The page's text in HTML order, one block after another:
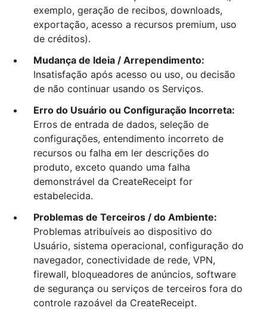
exemplo, geração de recibos, downloads,
exportação, acesso a recursos premium, uso
de créditos).
Mudança de Ideia / Arrependimento:
Insatisfação após acesso ou uso, ou decisão
de não continuar usando os Serviços.
Erro do Usuário ou Configuração Incorreta:
Erros de entrada de dados, seleção de
configurações, entendimento incorreto de
recursos ou falha em ler descrições do
produto, exceto quando uma falha
demonstrável da CreateReceipt for
estabelecida.
Problemas de Terceiros / do Ambiente:
Problemas atribuíveis ao dispositivo do
Usuário, sistema operacional, configuração do
navegador, conectividade de rede, VPN,
firewall, bloqueadores de anúncios, software
de segurança ou serviços de terceiros fora do
controle razoável da CreateReceipt.